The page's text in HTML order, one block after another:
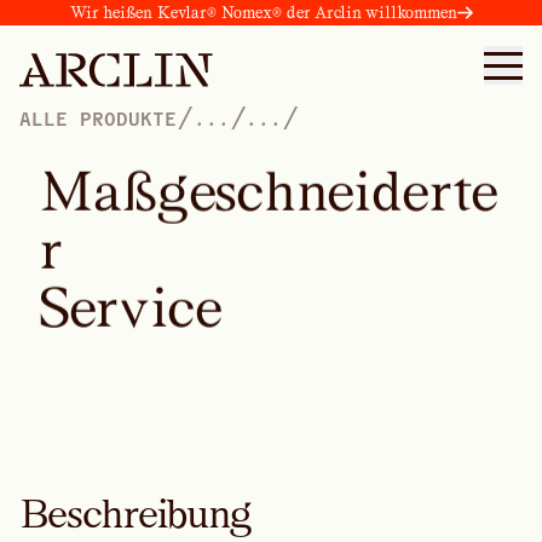
Wir heißen Kevlar® Nomex® der Arclin willkommen
ALLE PRODUKTE / ... /... /
Maßgeschneiderte
r
Service
Beschreibung